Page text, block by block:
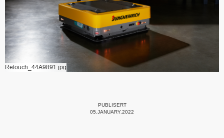
Retouch_44A9891.jpg
PUBLISERT
05.JANUARY.2022